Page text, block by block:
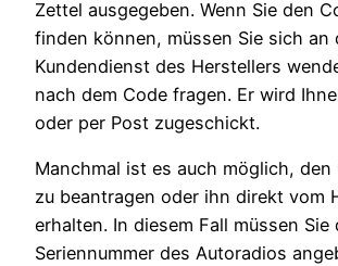
Zettel ausgegeben. Wenn Sie den
finden können, müssen Sie sich an
Kundendienst des Herstellers
nach dem Code fragen. Er wird
oder per Post zugeschickt.
Manchmal ist es auch möglich, den
zu beantragen oder ihn direkt vom
erhalten. In diesem Fall müssen Sie
Seriennummer des Autoradios